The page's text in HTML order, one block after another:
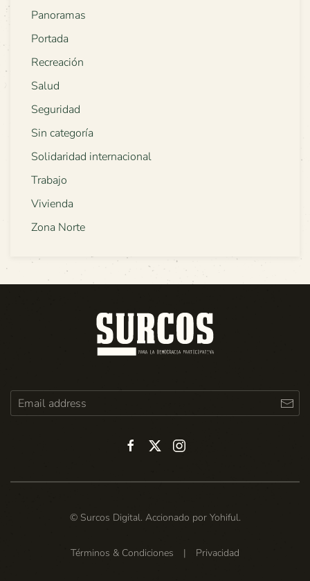
Panoramas
Portada
Recreación
Salud
Seguridad
Sin categoría
Solidaridad internacional
Trabajo
Vivienda
Zona Norte
© Surcos Digital. Accionado por Yohiful.
Términos & Condiciones | Privacidad